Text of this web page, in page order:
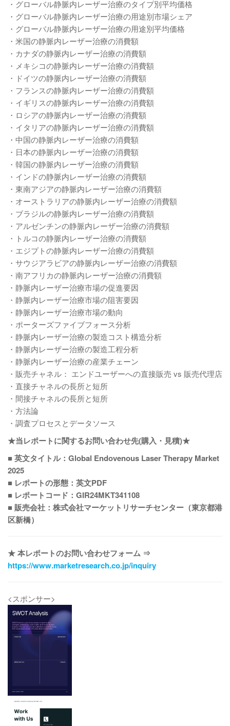
・グローバル静脈内レーザー治療のタイプ別平均価格
・グローバル静脈内レーザー治療の用途別市場シェア
・グローバル静脈内レーザー治療の用途別平均価格
・米国の静脈内レーザー治療の消費額
・カナダの静脈内レーザー治療の消費額
・メキシコの静脈内レーザー治療の消費額
・ドイツの静脈内レーザー治療の消費額
・フランスの静脈内レーザー治療の消費額
・イギリスの静脈内レーザー治療の消費額
・ロシアの静脈内レーザー治療の消費額
・イタリアの静脈内レーザー治療の消費額
・中国の静脈内レーザー治療の消費額
・日本の静脈内レーザー治療の消費額
・韓国の静脈内レーザー治療の消費額
・インドの静脈内レーザー治療の消費額
・東南アジアの静脈内レーザー治療の消費額
・オーストラリアの静脈内レーザー治療の消費額
・ブラジルの静脈内レーザー治療の消費額
・アルゼンチンの静脈内レーザー治療の消費額
・トルコの静脈内レーザー治療の消費額
・エジプトの静脈内レーザー治療の消費額
・サウジアラビアの静脈内レーザー治療の消費額
・南アフリカの静脈内レーザー治療の消費額
・静脈内レーザー治療市場の促進要因
・静脈内レーザー治療市場の阻害要因
・静脈内レーザー治療市場の動向
・ポーターズファイブフォース分析
・静脈内レーザー治療の製造コスト構造分析
・静脈内レーザー治療の製造工程分析
・静脈内レーザー治療の産業チェーン
・販売チャネル： エンドユーザーへの直接販売 vs 販売代理店
・直接チャネルの長所と短所
・間接チャネルの長所と短所
・方法論
・調査プロセスとデータソース
★当レポートに関するお問い合わせ先(購入・見積)★
■ 英文タイトル：Global Endovenous Laser Therapy Market
2025
■ レポートの形態：英文PDF
■ レポートコード：GIR24MKT341108
■ 販売会社：株式会社マーケットリサーチセンター（東京都港
区新橋）
★ 本レポートのお問い合わせフォーム ⇒
https://www.marketresearch.co.jp/inquiry
<スポンサー>